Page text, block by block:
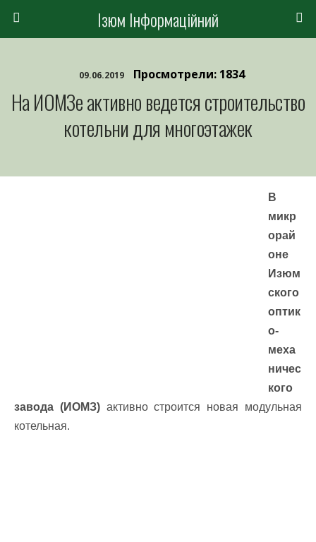
Ізюм Інформаційний
09.06.2019 Просмотрели: 1834
На ИОМЗе активно ведется строительство
котельни для многоэтажек
В
микр
орай
оне
Изюм
ского
оптик
о-
меха
ничес
кого
завода (ИОМЗ)активно строится новая модульная
котельная.